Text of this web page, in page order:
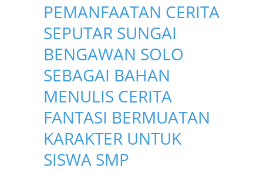
PEMANFAATAN CERITA
SEPUTAR SUNGAI
BENGAWAN SOLO
SEBAGAI BAHAN
MENULIS CERITA
FANTASI BERMUATAN
KARAKTER UNTUK
SISWA SMP